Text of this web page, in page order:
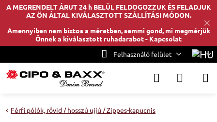
✕
A MEGRENDELT ÁRUT 24 h BELÜL FELDOGOZZUK ÉS FELADJUK
AZ ÖN ÁLTAL KIVÁLASZTOTT SZÁLLÍTÁSI MÓDON.
Amennyiben nem biztos a méretben, semmi gond, mi megmérjük
Önnek a kiválasztott ruhadarabot - Kapcsolat
Felhasználó felület
Férfi pólók, rövid / hosszú ujjú / Zippes-kapucnis